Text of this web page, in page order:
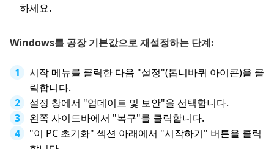
하세요.
Windows를 공장 기본값으로 재설정하는 단계:
시작 메뉴를 클릭한 다음 "설정"(톱니바퀴 아이콘)을 클
릭합니다.
설정 창에서 "업데이트 및 보안"을 선택합니다.
왼쪽 사이드바에서 "복구"를 클릭합니다.
"이 PC 초기화" 섹션 아래에서 "시작하기" 버튼을 클릭